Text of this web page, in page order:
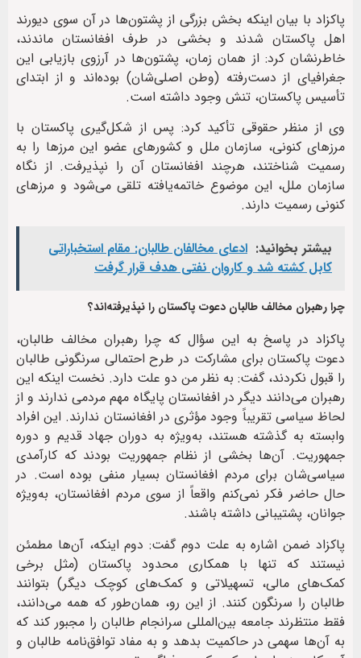
پاکزاد با بیان اینکه بخش بزرگی از پشتون‌ها در آن سوی دیورند
اهل پاکستان شدند و بخشی در طرف افغانستان ماندند،
خاطرنشان کرد: از همان زمان، پشتون‌ها در آرزوی بازیابی این
جغرافیای از دست‌رفته (وطن اصلی‌شان) بوده‌اند و از ابتدای
تأسیس پاکستان، تنش وجود داشته است.
وی از منظر حقوقی تأکید کرد: پس از شکل‌گیری پاکستان با
مرزهای کنونی، سازمان ملل و کشورهای عضو این مرزها را به
رسمیت شناختند، هرچند افغانستان آن را نپذیرفت. از نگاه
سازمان ملل، این موضوع خاتمه‌یافته تلقی می‌شود و مرزهای
کنونی رسمیت دارند.
بیشتر بخوانید: ادعای مخالفان طالبان: مقام استخباراتی
کابل کشته شد و کاروان نفتی هدف قرار گرفت
چرا رهبران مخالف طالبان دعوت پاکستان را نپذیرفته‌اند؟
پاکزاد در پاسخ به این سؤال که چرا رهبران مخالف طالبان،
دعوت پاکستان برای مشارکت در طرح احتمالی سرنگونی طالبان
را قبول نکردند، گفت: به نظر من دو علت دارد. نخست اینکه این
رهبران می‌دانند دیگر در افغانستان پایگاه مهم مردمی ندارند و از
لحاظ سیاسی تقریباً وجود مؤثری در افغانستان ندارند. این افراد
وابسته به گذشته هستند، به‌ویژه به دوران جهاد قدیم و دوره
جمهوریت. آن‌ها بخشی از نظام جمهوریت بودند که کارآمدی
سیاسی‌شان برای مردم افغانستان بسیار منفی بوده است. در
حال حاضر فکر نمی‌کنم واقعاً از سوی مردم افغانستان، به‌ویژه
جوانان، پشتیبانی داشته باشند.
پاکزاد ضمن اشاره به علت دوم گفت: دوم اینکه، آن‌ها مطمئن
نیستند که تنها با همکاری محدود پاکستان (مثل برخی
کمک‌های مالی، تسهیلاتی و کمک‌های کوچک دیگر) بتوانند
طالبان را سرنگون کنند. از این رو، همان‌طور که همه می‌دانند،
فقط منتظرند جامعه بین‌المللی سرانجام طالبان را مجبور کند که
به آن‌ها سهمی در حاکمیت بدهد و به مفاد توافق‌نامه طالبان و